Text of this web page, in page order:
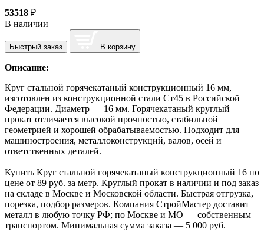
53518 ₽
В наличии
Быстрый заказ В корзину
Описание:
Круг стальной горячекатаный конструкционный 16 мм,
изготовлен из конструкционной стали Ст45 в Российской
Федерации. Диаметр — 16 мм. Горячекатаный круглый
прокат отличается высокой прочностью, стабильной
геометрией и хорошей обрабатываемостью. Подходит для
машиностроения, металлоконструкций, валов, осей и
ответственных деталей.
Купить Круг стальной горячекатаный конструкционный 16 по
цене от 89 руб. за метр. Круглый прокат в наличии и под заказ
на складе в Москве и Московской области. Быстрая отгрузка,
порезка, подбор размеров. Компания СтройМастер доставит
металл в любую точку РФ; по Москве и МО — собственным
транспортом. Минимальная сумма заказа — 5 000 руб.